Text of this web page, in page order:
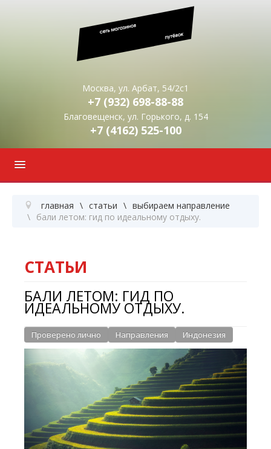
Москва, ул. Арбат, 54/2с1
+7 (932) 698-88-88
Благовещенск, ул. Горького, д. 154
+7 (4162) 525-100
главная статьи
выбираем направление
бали летом: гид по идеальному отдыху.
СТАТЬИ
БАЛИ ЛЕТОМ: ГИД ПО
ИДЕАЛЬНОМУ ОТДЫХУ.
Проверено лично Направления Индонезия